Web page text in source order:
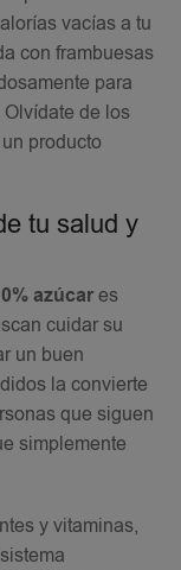
vacías a tu
con frambuesas
para
de los
producto
tu salud y
azúcares
cuidar su
un buen
la convierte
que siguen
simplemente
y vitaminas,